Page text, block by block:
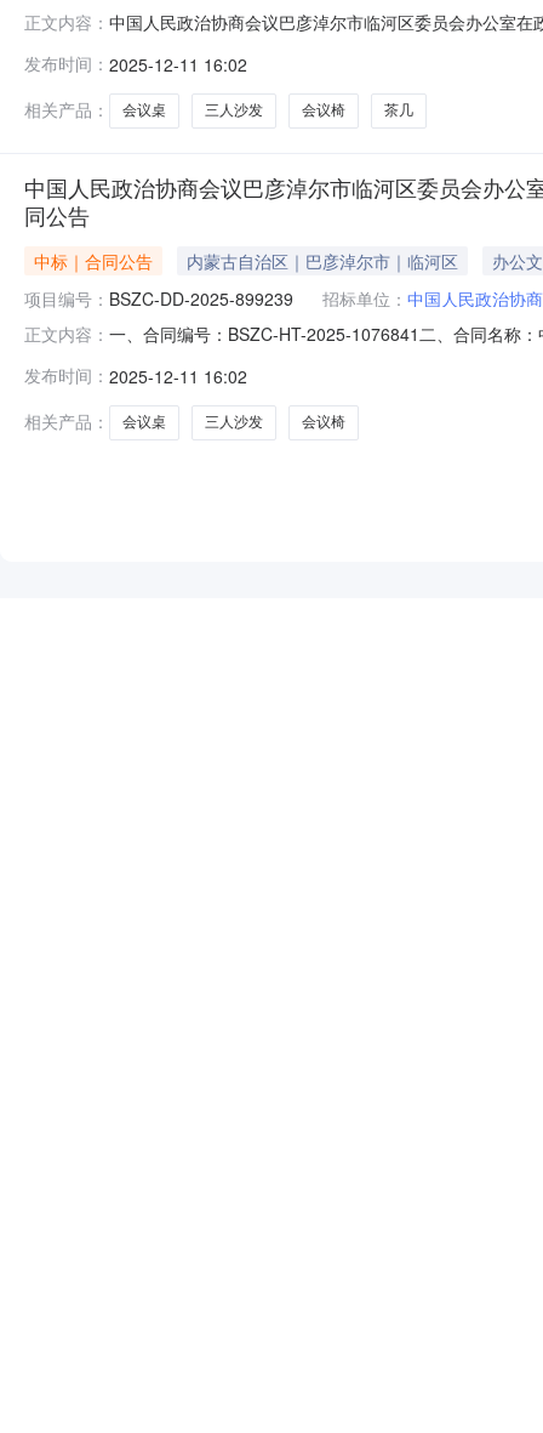
正文内容： 中国人民政治协商会议巴彦淖尔市临河区委员会办公室
号：临政采计划[2025]03495采购方式：电子卖场（协议
发布时间： 2025-12-11 16:02
相关产品：
会议桌 三人沙发 会议椅 茶几
中国人民政治协商会议巴彦淖尔市临河区委员会办
同公告
中标｜合同公告 内蒙古自治区｜巴彦淖尔市｜临河区
办公
项目编号： BSZC-DD-2025-899239 招标单位： 中国人民政治协
正文内容： 一、合同编号：BSZC-HT-2025-1076841二、合同名称
治区巴彦淖尔市临河区党政大楼联系方式：
发布时间： 2025-12-11 16:02
相关产品：
会议桌 三人沙发 会议椅